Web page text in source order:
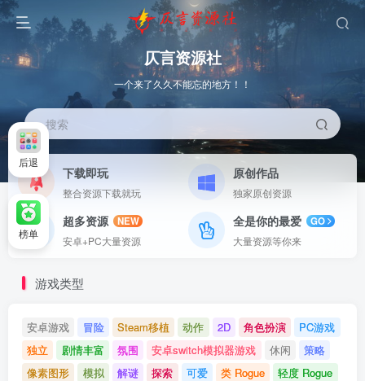
仄言资源社
一个来了久久不能忘的地方！！
搜索
下载即玩
整合资源下载就玩
原创作品
独家原创资源
超多资源
NEW
安卓+PC大量资源
全是你的最爱
GO
大量资源等你来
游戏类型
安卓游戏 冒险 Steam移植 动作 2D 角色扮演
PC游戏
独立
剧情丰富 氛围 安卓switch模拟器游戏 休闲
策略
像素图形
模拟 解谜 探索 可爱 类 Rogue 轻度 Rogue
后退
榜单